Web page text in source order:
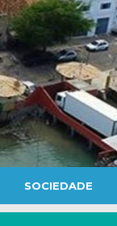
SOCIEDADE